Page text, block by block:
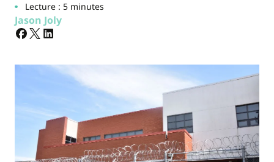
Lecture : 5 minutes
Jason Joly